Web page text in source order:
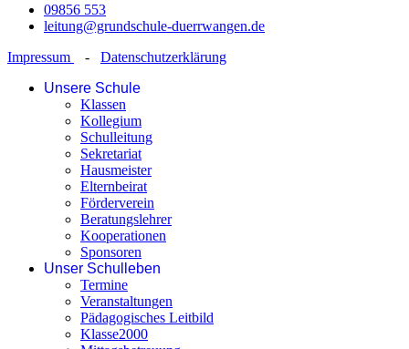
09856 553
leitung@grundschule-duerrwangen.de
Impressum
- Datenschutzerklärung
Unsere Schule
Klassen
Kollegium
Schulleitung
Sekretariat
Hausmeister
Elternbeirat
Förderverein
Beratungslehrer
Kooperationen
Sponsoren
Unser Schulleben
Termine
Veranstaltungen
Pädagogisches Leitbild
Klasse2000